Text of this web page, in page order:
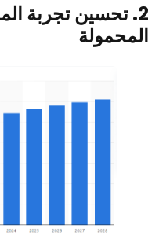
2. تحسين تجربة
المحمولة